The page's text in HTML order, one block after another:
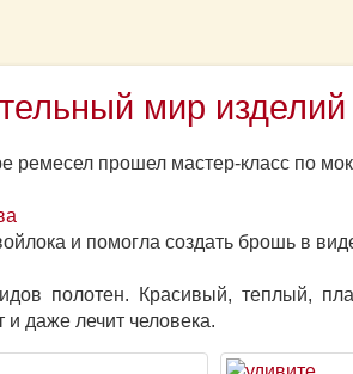
мир
ремесел прошел мастер-класс по
и помогла создать брошь в
полотен. Красивый, теплый,
и даже лечит человека.